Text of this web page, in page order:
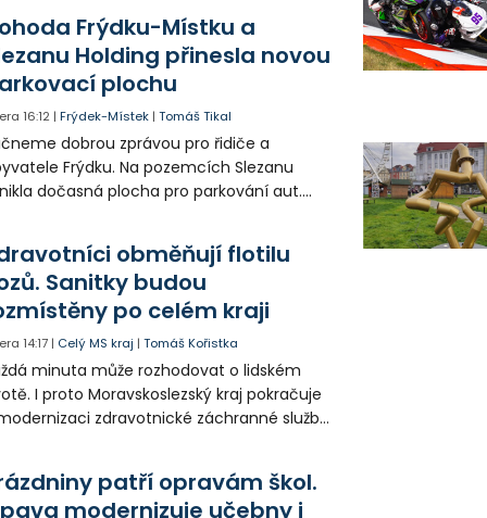
Frýdku-Místku a
Holding přinesla novou
plochu
16:12 |Frýdek-Místek |Tomáš Tikal
dobrou zprávou pro řidiče a
Frýdku. Na pozemcích Slezanu
dočasná plocha pro parkování aut.
Slezan Holding.
obměňují flotilu
Sanitky budou
po celém kraji
14:17 | Celý MS kraj |Tomáš Kořistka
minuta může rozhodovat o lidském
I proto Moravskoslezský kraj pokračuje
zdravotnické záchranné služby
patří opravám škol.
modernizuje učebny i